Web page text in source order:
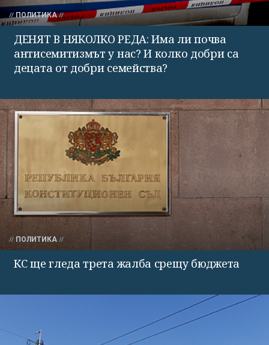
ПОЛИТИКА
ДЕНЯТ В НЯКОЛКО РЕДА: Има ли почва
антисемитизмът у нас? И колко добри са
децата от добри семейства?
ПОЛИТИКА
КС ще гледа трета жалба срещу бюджета